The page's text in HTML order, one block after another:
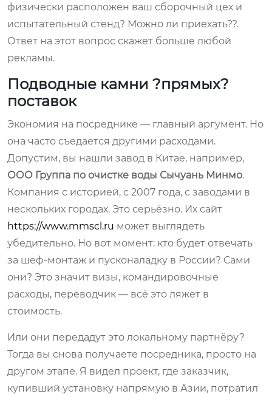
физически расположен ваш сборочный цех и
испытательный стенд? Можно ли приехать??.
Ответ на этот вопрос скажет больше любой
рекламы.
Подводные камни ?прямых?
поставок
Экономия на посреднике — главный аргумент. Но
она часто съедается другими расходами.
Допустим, вы нашли завод в Китае, например,
ООО Группа по очистке воды Сычуань Минмо.
Компания с историей, с 2007 года, с заводами в
нескольких городах. Это серьёзно. Их сайт
https://www.mmscl.ru может выглядеть
убедительно. Но вот момент: кто будет отвечать
за шеф-монтаж и пусконаладку в России? Сами
они? Это значит визы, командировочные
расходы, переводчик — всё это ляжет в
стоимость.
Или они передадут это локальному партнёру?
Тогда вы снова получаете посредника, просто на
другом этапе. Я видел проект, где заказчик,
купивший установку напрямую в Азии, потратил